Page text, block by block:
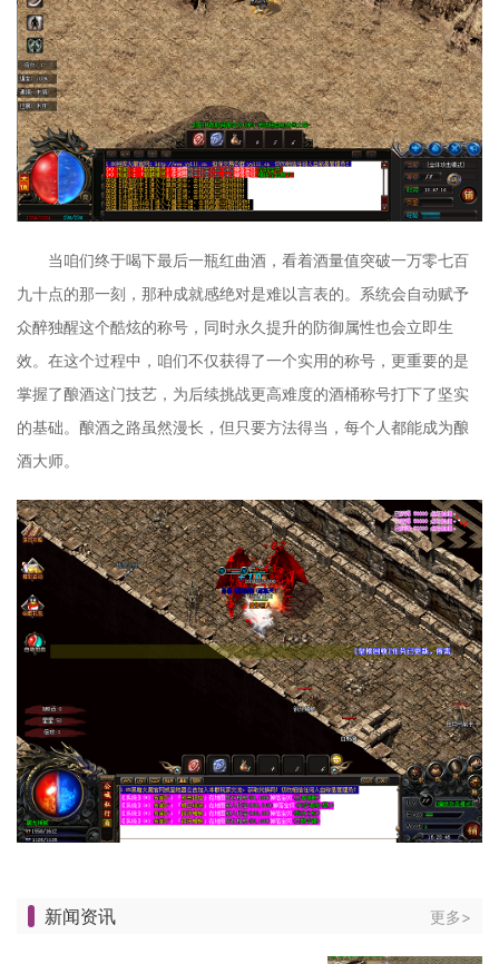
当咱们终于喝下最后一瓶红曲酒，看着酒量值突破一万零七百
九十点的那一刻，那种成就感绝对是难以言表的。系统会自动赋予
众醉独醒这个酷炫的称号，同时永久提升的防御属性也会立即生
效。在这个过程中，咱们不仅获得了一个实用的称号，更重要的是
掌握了酿酒这门技艺，为后续挑战更高难度的酒桶称号打下了坚实
的基础。酿酒之路虽然漫长，但只要方法得当，每个人都能成为酿
酒大师。
新闻资讯 更多>